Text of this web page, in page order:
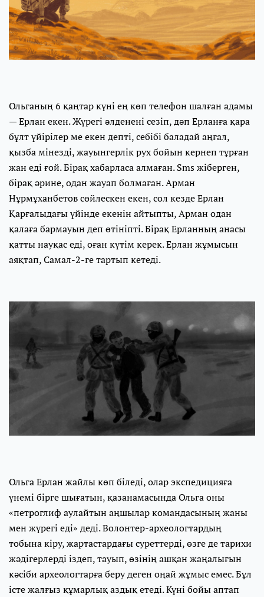
Ольганың 6 қаңтар күні ең көп телефон шалған адамы
— Ерлан екен. Жүрегі әлденені сезіп, дәп Ерланға қара
бұлт үйірілер ме екен депті, себібі баладай аңғал,
қызба мінезді, жауынгерлік рух бойын кернеп тұрған
жан еді ғой. Бірақ хабарласа алмаған. Sms жіберген,
бірақ әрине, одан жауап болмаған. Арман
Нұрмұханбетов сөйлескен екен, сол кезде Ерлан
Қарғалыдағы үйінде екенін айтыпты, Арман одан
қалаға бармауын деп өтініпті. Бірақ Ерланның анасы
қатты науқас еді, оған күтім керек. Ерлан жұмысын
аяқтап, Самал-2-ге тартып кетеді.
Ольга Ерлан жайлы көп біледі, олар экспедицияға
үнемі бірге шығатын, қазанамасында Ольга оны
«петроглиф аулайтын аңшылар командасының жаны
мен жүрегі еді» деді. Волонтер-археологтардың
тобына кіру, жартастардағы суреттерді, өзге де тарихи
жәдігерлерді іздеп, тауып, өзінің ашқан жаңалығын
кәсіби археологтарға беру деген оңай жұмыс емес. Бұл
істе жалғыз құмарлық аздық етеді. Күні бойы аптап